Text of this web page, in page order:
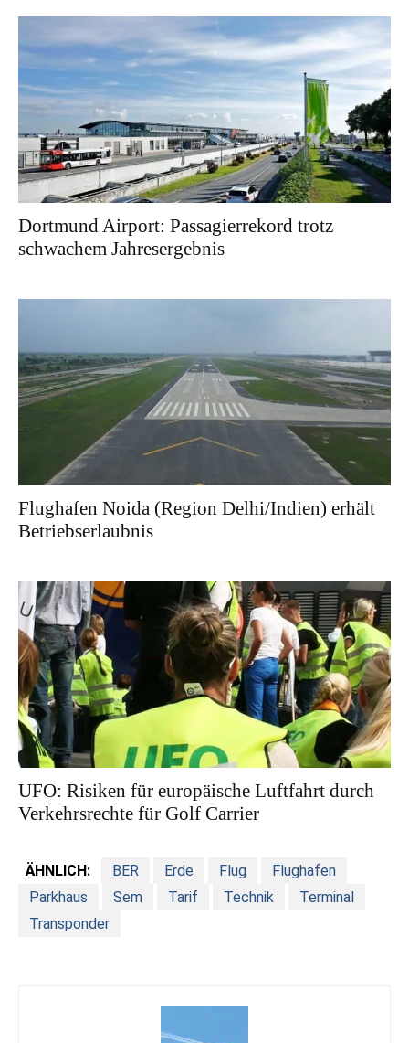
Dortmund Airport: Passagierrekord trotz
schwachem Jahresergebnis
Flughafen Noida (Region Delhi/Indien) erhält
Betriebserlaubnis
UFO: Risiken für europäische Luftfahrt durch
Verkehrsrechte für Golf Carrier
ÄHNLICH: BER Erde Flug
Flughafen
Parkhaus
Sem Tarif Technik
Terminal
Transponder